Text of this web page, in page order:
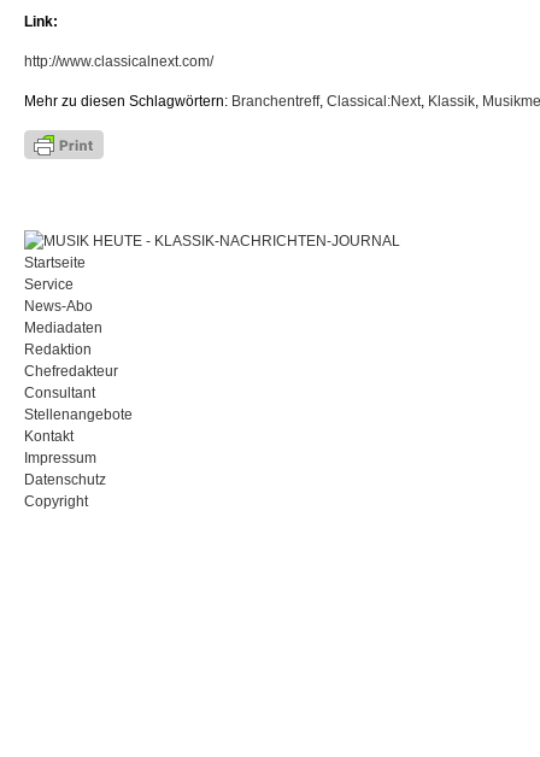
Link:
http://www.classicalnext.com/
Mehr zu diesen Schlagwörtern: Branchentreff, Classical:Next, Klassik,
Startseite
Service
News-Abo
Mediadaten
Redaktion
Chefredakteur
Consultant
Stellenangebote
Kontakt
Impressum
Datenschutz
Copyright